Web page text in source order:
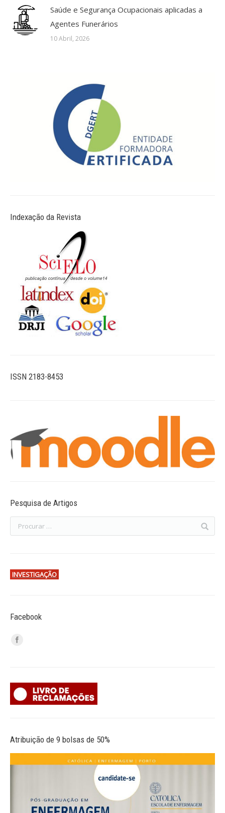
Saúde e Segurança Ocupacionais aplicadas a
Agentes Funerários
10 Abril, 2026
Indexação da Revista
ISSN 2183-8453
Pesquisa de Artigos
INVESTIGAÇÃO
Facebook
Atribuição de 9 bolsas de 50%